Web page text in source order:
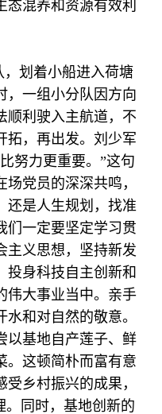
混养和资源有效利
划着小船进入荷塘
，一组小分队因方向
顺利驶入主航道，不
拓，再出发。刘少军
努力更重要。”这句
党员的深深共鸣，
还是人生规划，找准
们一定要坚定学习贯
主义思想，坚持新发
投身科技自主创新和
伟大事业当中。亲手
和对自然的敬意。
以基地自产莲子、鲜
。这顿简朴而富有意
乡村振兴的成果，
。同时，基地创新的